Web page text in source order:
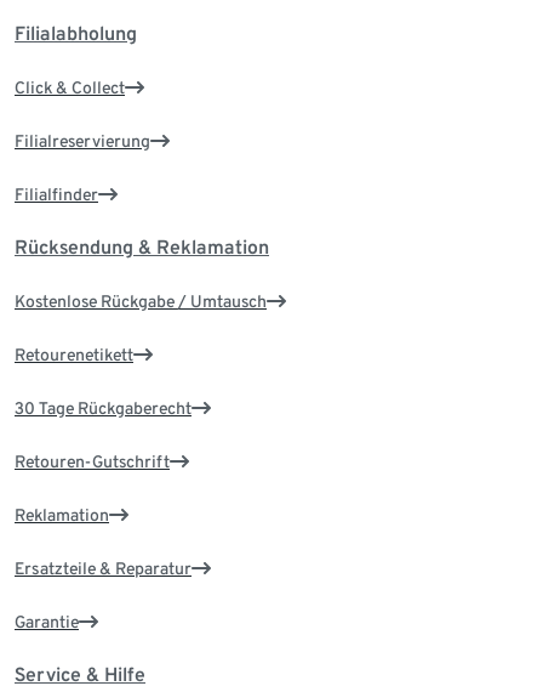
Filialabholung
Click & Collect
Filialreservierung
Filialfinder
Rücksendung & Reklamation
Kostenlose Rückgabe / Umtausch
Retourenetikett
30 Tage Rückgaberecht
Retouren-Gutschrift
Reklamation
Ersatzteile & Reparatur
Garantie
Service & Hilfe